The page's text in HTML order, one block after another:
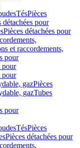
TésPièces
détachées pour
Pièces détachées pour
et raccordements,
pour
pour
pour
gazPièces
gazTubes
pour
TésPièces
Pièces détachées pour